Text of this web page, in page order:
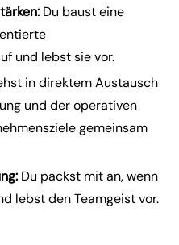
Du baust eine
und lebst sie vor.
in direktem Austausch
und der operativen
gemeinsam
Du packst mit an, wenn
lebst den Teamgeist vor.